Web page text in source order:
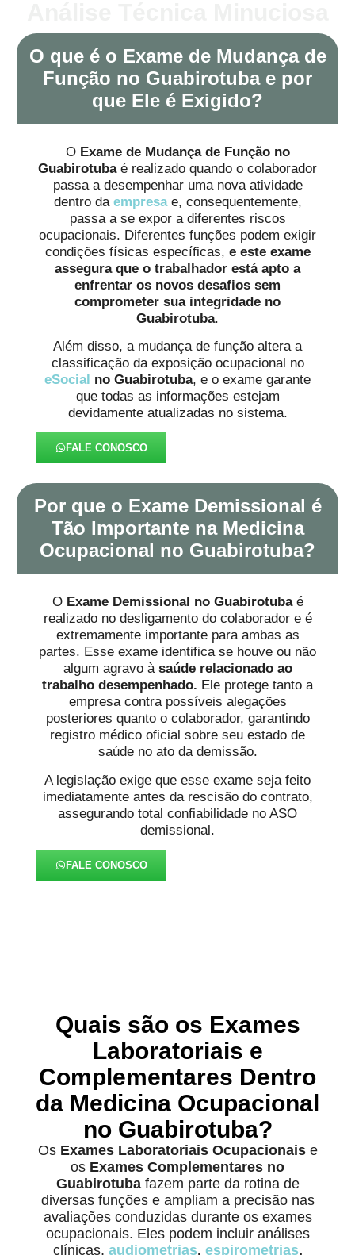
O que é o Exame de Mudança de
Função no Guabirotuba e por
que Ele é Exigido?
O Exame de Mudança de Função no
Guabirotubaé realizado quando o colaborador
passa a desempenhar uma nova atividade
dentro da empresa e, consequentemente,
passa a se expor a diferentes riscos
ocupacionais. Diferentes funções podem exigir
condições físicas específicas, e este exame
assegura que o trabalhador está apto a
enfrentar os novos desafios sem
comprometer sua integridade no
Guabirotuba.
Além disso, a mudança de função altera a
classificação da exposição ocupacional no
eSocial no Guabirotuba, e o exame garante
que todas as informações estejam
devidamente atualizadas no sistema.
FALE CONOSCO
Por que o Exame Demissional é
Tão Importante na Medicina
Ocupacional no Guabirotuba?
O Exame Demissional no Guabirotubaé
realizado no desligamento do colaborador e é
extremamente importante para ambas as
partes. Esse exame identifica se houve ou não
algum agravo à saúde relacionado ao
trabalho desempenhado. Ele protege tanto a
empresa contra possíveis alegações
posteriores quanto o colaborador, garantindo
registro médico oficial sobre seu estado de
saúde no ato da demissão.
A legislação exige que esse exame seja feito
imediatamente antes da rescisão do contrato,
assegurando total confiabilidade no ASO
demissional.
FALE CONOSCO
Quais são os Exames
Laboratoriais e
Complementares Dentro
da Medicina Ocupacional
no Guabirotuba?
Os Exames Laboratoriais Ocupacionaise
os Exames Complementares no
Guabirotubafazem parte da rotina de
diversas funções e ampliam a precisão nas
avaliações conduzidas durante os exames
ocupacionais. Eles podem incluir análises
clínicas, audiometrias, espirometrias,